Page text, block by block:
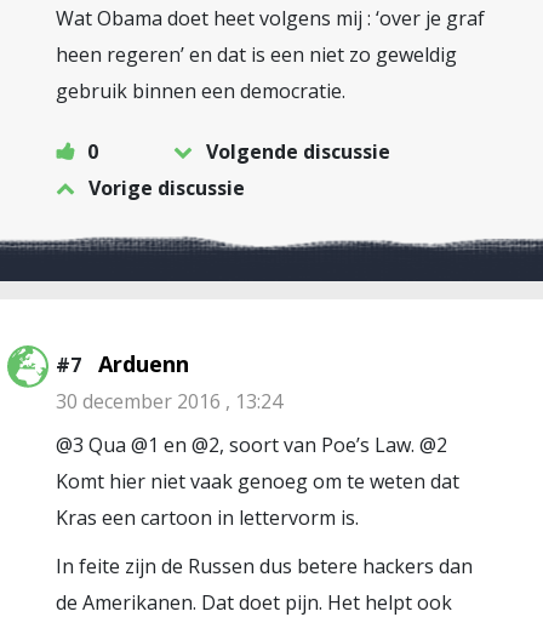
Wat Obama doet heet volgens mij : ‘over je graf
heen regeren’ en dat is een niet zo geweldig
gebruik binnen een democratie.
0
Volgende discussie
Vorige discussie
#7 Arduenn
30 december 2016 , 13:24
@3 Qua @1 en @2, soort van Poe’s Law. @2
Komt hier niet vaak genoeg om te weten dat
Kras een cartoon in lettervorm is.
In feite zijn de Russen dus betere hackers dan
de Amerikanen. Dat doet pijn. Het helpt ook